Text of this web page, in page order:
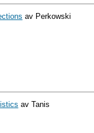
av Perkowski
av Tanis